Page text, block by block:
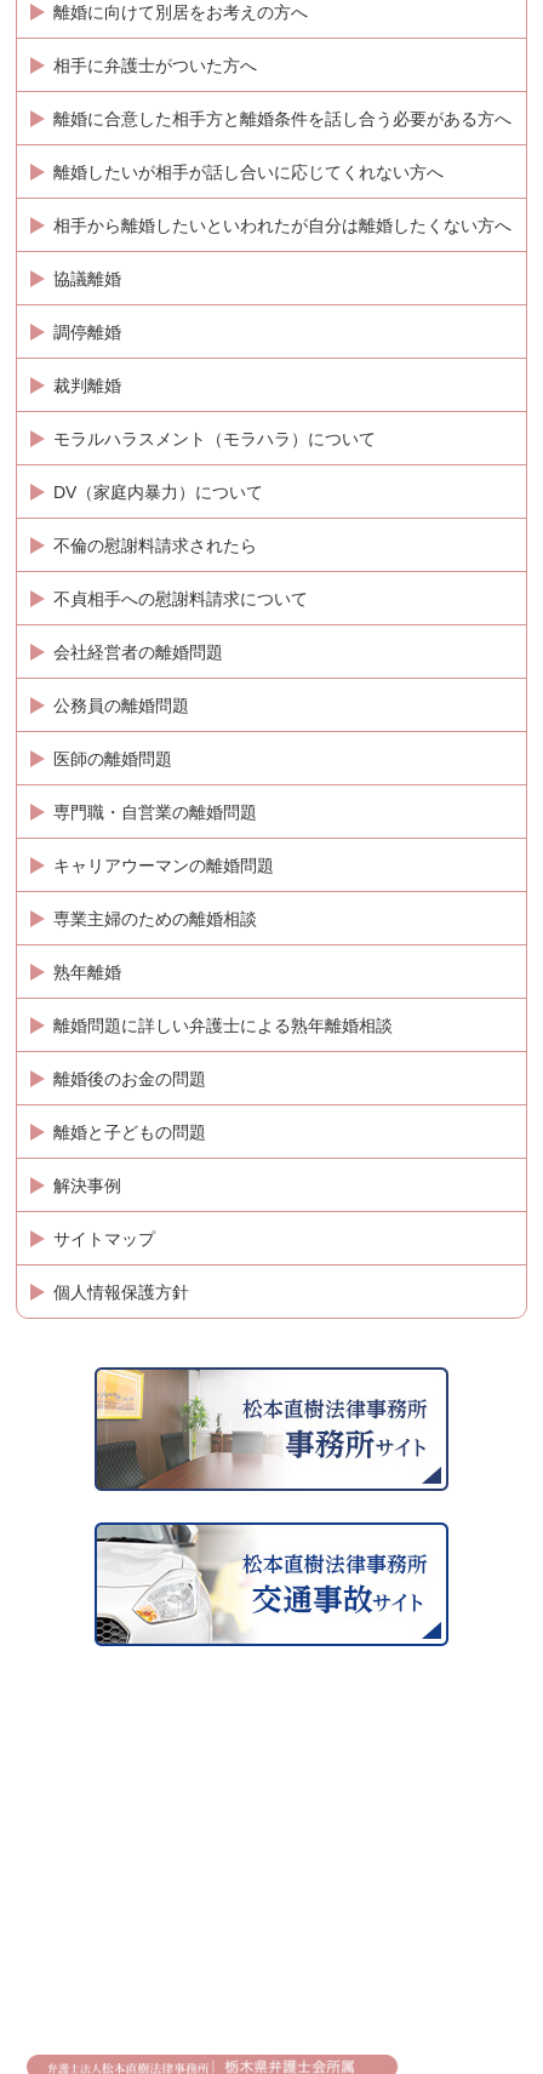
離婚に向けて別居をお考えの方へ
相手に弁護士がついた方へ
離婚に合意した相手方と離婚条件を話し合う必要がある方へ
離婚したいが相手が話し合いに応じてくれない方へ
相手から離婚したいといわれたが自分は離婚したくない方へ
協議離婚
調停離婚
裁判離婚
モラルハラスメント（モラハラ）について
DV（家庭内暴力）について
不倫の慰謝料請求されたら
不貞相手への慰謝料請求について
会社経営者の離婚問題
公務員の離婚問題
医師の離婚問題
専門職・自営業の離婚問題
キャリアウーマンの離婚問題
専業主婦のための離婚相談
熟年離婚
離婚問題に詳しい弁護士による熟年離婚相談
離婚後のお金の問題
離婚と子どもの問題
解決事例
サイトマップ
個人情報保護方針